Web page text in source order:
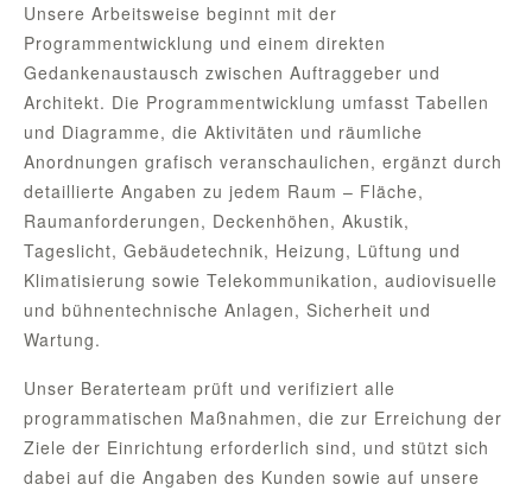
Unsere Arbeitsweise beginnt mit der
Programmentwicklung und einem direkten
Gedankenaustausch zwischen Auftraggeber und
Architekt. Die Programmentwicklung umfasst Tabellen
und Diagramme, die Aktivitäten und räumliche
Anordnungen grafisch veranschaulichen, ergänzt durch
detaillierte Angaben zu jedem Raum – Fläche,
Raumanforderungen, Deckenhöhen, Akustik,
Tageslicht, Gebäudetechnik, Heizung, Lüftung und
Klimatisierung sowie Telekommunikation, audiovisuelle
und bühnentechnische Anlagen, Sicherheit und
Wartung.
Unser Beraterteam prüft und verifiziert alle
programmatischen Maßnahmen, die zur Erreichung der
Ziele der Einrichtung erforderlich sind, und stützt sich
dabei auf die Angaben des Kunden sowie auf unsere